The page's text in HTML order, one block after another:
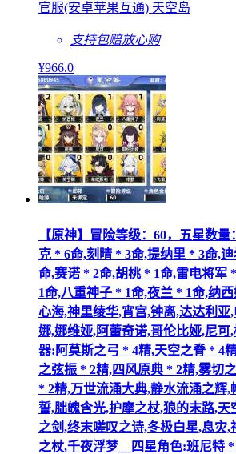
官服(安卓苹果互通) 天空岛
支持包赔放心购
¥966.0
【原神】冒险等级：60，五星数
克 * 6命,刻晴 * 3命,提纳里 * 3命,
命,赛诺 * 2命,胡桃 * 1命,雷电将军
1命,八重神子 * 1命,夜兰 * 1命,纳
心海,神里绫华,宵宫,钟离,达达利亚
娜,娜维娅,阿蕾奇诺,哥伦比娅,尼可
器:阿莫斯之弓 * 4精,天空之脊 * 4
之弦振 * 2精,四风原典 * 2精,雾切
* 2精,万世流涌大典,静水流涌之辉,
誓,朏魄含光,护摩之杖,狼的末路,天
之剑,终末嗟叹之诗,冬极白星,息灾,
之杖,千夜浮梦__四星角色:班尼特